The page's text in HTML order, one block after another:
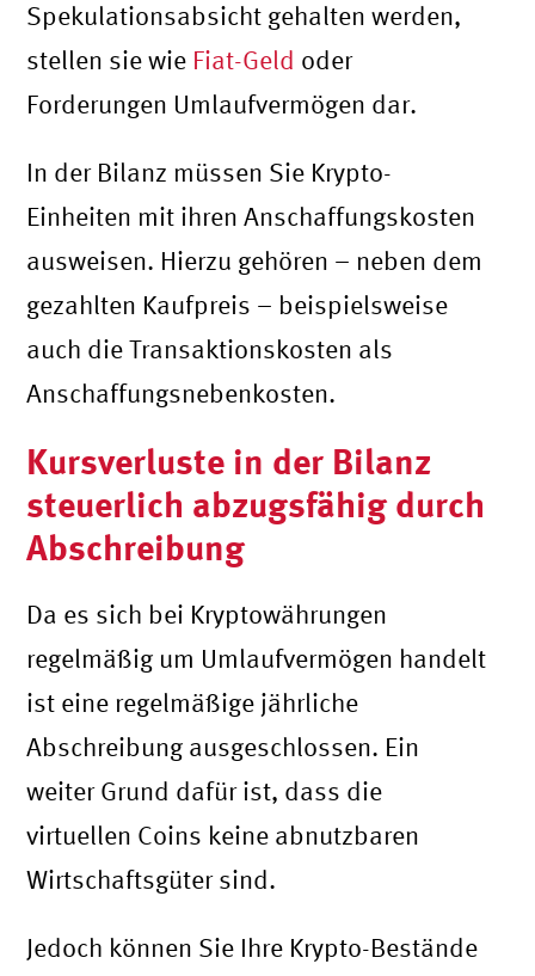
Spekulationsabsicht gehalten werden,
stellen sie wie Fiat-Geld oder
Forderungen Umlaufvermögen dar.
In der Bilanz müssen Sie Krypto-
Einheiten mit ihren Anschaffungskosten
ausweisen. Hierzu gehören – neben dem
gezahlten Kaufpreis – beispielsweise
auch die Transaktionskosten als
Anschaffungsnebenkosten.
Kursverluste in der Bilanz
steuerlich abzugsfähig durch
Abschreibung
Da es sich bei Kryptowährungen
regelmäßig um Umlaufvermögen handelt
ist eine regelmäßige jährliche
Abschreibung ausgeschlossen. Ein
weiter Grund dafür ist, dass die
virtuellen Coins keine abnutzbaren
Wirtschaftsgüter sind.
Jedoch können Sie Ihre Krypto-Bestände